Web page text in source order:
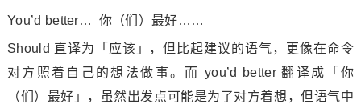
You’d better… 你（们）最好……
Should 直译为「应该」，但比起建议的语气，更像在命令
对方照着自己的想法做事。而 you’d better 翻译成「你
（们）最好」，虽然出发点可能是为了对方着想，但语气中